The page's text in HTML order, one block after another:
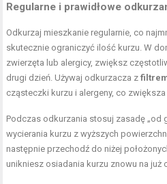
Regularne i prawidłowe
Odkurzaj mieszkanie regularnie, co
skutecznie ograniczyć ilość kurzu. W
zwierzęta lub alergicy, zwiększ
drugi dzień. Używaj odkurzacza z
cząsteczki kurzu i alergeny, co
Podczas odkurzania stosuj zasadę „od
wycierania kurzu z wyższych
następnie przechodź do niżej
unikniesz osiadania kurzu znowu na